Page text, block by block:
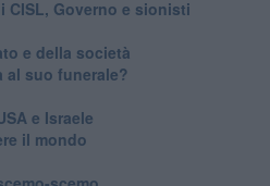
Governo e sionisti
e della società
al suo funerale?
e Israele
il mondo